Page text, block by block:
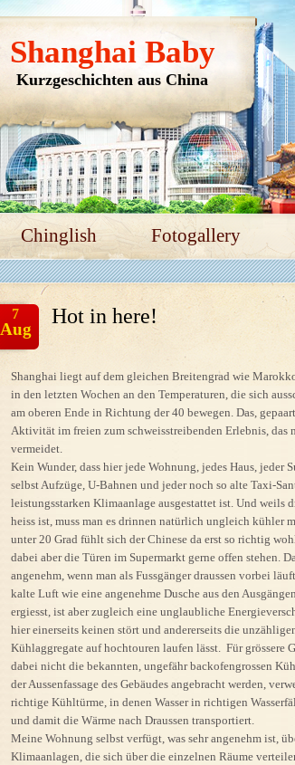
Chinglish Fotogallery
Shanghai Baby
Kurzgeschichten aus China
Hot in here!
7
Aug
Shanghai liegt auf dem gleichen Breitengrad wie
in den letzten Wochen an den Temperaturen, die sich
am oberen Ende in Richtung der 40 bewegen. Das,
Aktivität im freien zum schweisstreibenden Erlebnis,
vermeidet.
Kein Wunder, dass hier jede Wohnung, jedes Haus, jeder
selbst Aufzüge, U-Bahnen und jeder noch so alte Taxi-
leistungsstarken Klimaanlage ausgestattet ist. Und weils
heiss ist, muss man es drinnen natürlich ungleich kühler
unter 20 Grad fühlt sich der Chinese da erst so richtig
dabei aber die Türen im Supermarkt gerne offen stehen.
angenehm, wenn man als Fussgänger draussen vorbei
kalte Luft wie eine angenehme Dusche aus den
ergiesst, ist aber zugleich eine unglaubliche
hier einerseits keinen stört und andererseits die
Kühlaggregate auf hochtouren laufen lässt. Für grössere
dabei nicht die bekannten, ungefähr backofengrossen
der Aussenfassage des Gebäudes angebracht werden,
richtige Kühltürme, in denen Wasser in richtigen
und damit die Wärme nach Draussen transportiert.
Meine Wohnung selbst verfügt, was sehr angenehm ist,
Klimaanlagen, die sich über die einzelnen Räume